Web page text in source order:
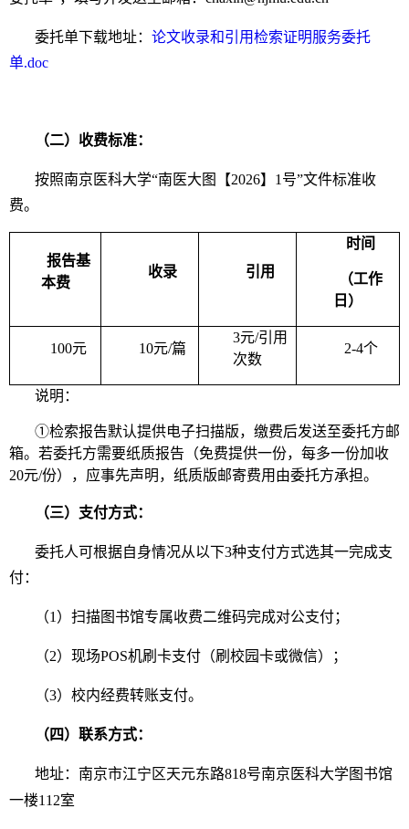
委托单下载地址： 论文收录和引用检索证明服务委托
单.doc
（二）收费标准：
按照南京医科大学“南医大图【2026】1号”文件标准收
费。
报告基
本费
收录 引用
时间
（工作
日）
100元 10元/篇
3元/引用
次数
2-4个
说明：
①检索报告默认提供电子扫描版，缴费后发送至委托方邮
箱。若委托方需要纸质报告（免费提供一份，每多一份加收
20元/份），应事先声明，纸质版邮寄费用由委托方承担。
（三）支付方式：
委托人可根据自身情况从以下3种支付方式选其一完成支
付：
（1）扫描图书馆专属收费二维码完成对公支付；
（2）现场POS机刷卡支付（刷校园卡或微信）；
（3）校内经费转账支付。
（四）联系方式：
地址：南京市江宁区天元东路818号南京医科大学图书馆
一楼112室